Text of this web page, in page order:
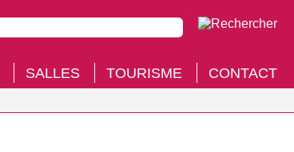
SALLES TOURISME CONTACT